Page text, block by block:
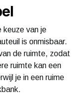
keuze van je
is onmisbaar.
de ruimte, zodat
ruimte kan een
je in een ruime